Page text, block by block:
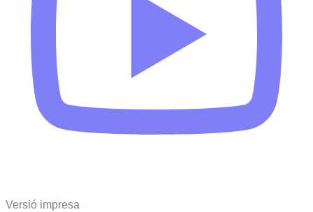
Versió impresa